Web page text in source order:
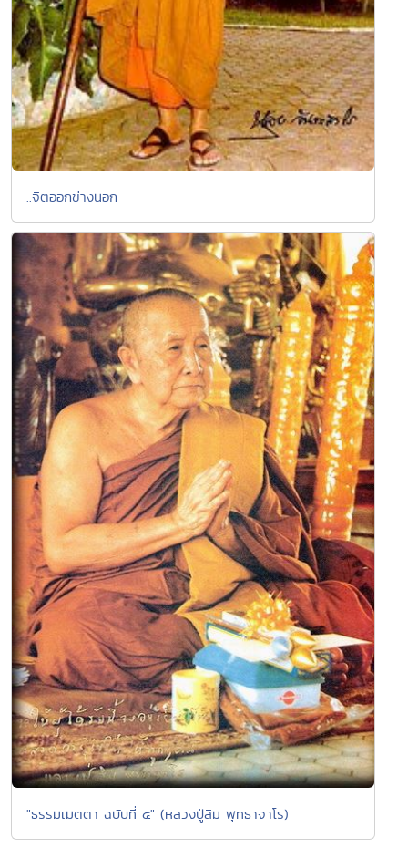
..จิตออกข่างนอก
"ธรรมเมตตา ฉบับที่ ๕" (หลวงปู่สิม พุทธาจาโร)